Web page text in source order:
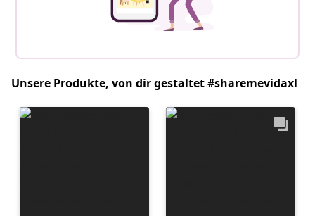
Unsere Produkte, von dir gestaltet #sharemevidaxl